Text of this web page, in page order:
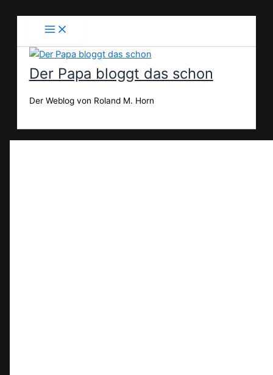
Der Papa bloggt das schon
Der Weblog von Roland M. Horn